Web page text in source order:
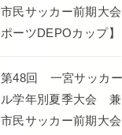
市民サッカー前期大
ポーツDEPOカップ
第48回 一宮サッカ
ル学年別夏季大会
市民サッカー前期大